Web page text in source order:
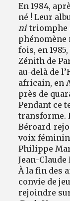
En 1984,
né ! Leur
nitriomphe
phénomène
fois, en
Zénith de
au-delà de
africain, en
près de
Pendant ce
transforme.
Béroard
voix
Philippe
Jean-
À la fin des
convie de
rejoindre